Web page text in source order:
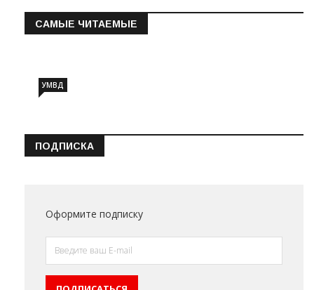
САМЫЕ ЧИТАЕМЫЕ
УМВД
ПОДПИСКА
Оформите подписку